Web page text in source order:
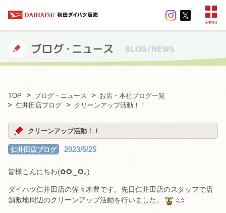
MENU
TOP ブログ・ニュース
お店・本社ブログ一覧
仁井田店ブログ
クリーンアップ活動！！
クリーンアップ活動！！
仁井田店ブログ 2023/5/25
皆様こんにちわ(✿✪‿✪｡)
ダイハツ仁井田店の佐々木豊です。先日仁井田店のスタッフで店
舗敷地周辺のクリーンアップ活動を行いました。